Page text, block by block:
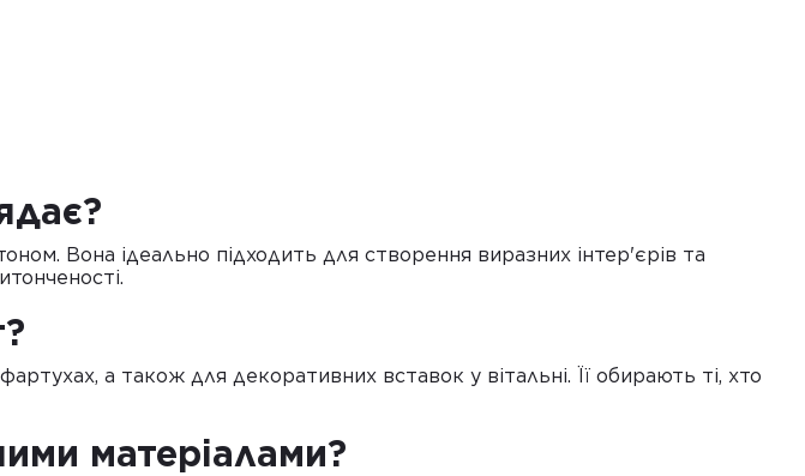
Вона ідеально підходить для створення виразних інтер'єрів та
а також для декоративних вставок у вітальні. Її обирають ті, хто
матеріалами?